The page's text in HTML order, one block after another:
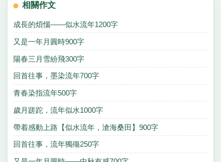
相關作文
成長的煩惱——似水流年1200字
又是一年月圓時900字
陽春三月雪紛飛300字
回首往事，墨染流年700字
青春染指流年500字
歲月蹉跎，流年似水1000字
帶着感動上路【似水流年，滄海桑田】900字
回首往事，流年獨殤250字